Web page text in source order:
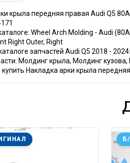
крыла передняя правая Audi Q5
Wheel Arch Molding - Audi
Right Outer, Right
запчастей Audi Q5 2018 -
Молдинг крыла, Молдинг кузова,
Накладка арки крыла